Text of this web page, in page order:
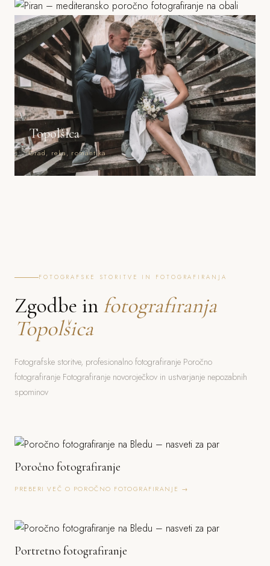
Topolšica
Grad, reka, romantika
FOTOGRAFSKE STORITVE IN FOTOGRAFIRANJA
Zgodbe in fotografiranja
Topolšica
Fotografske storitve, profesionalno fotografiranje Poročno
fotografiranje Fotografiranje novoroječkov in ustvarjanje nepozabnih
spominov
Poročno fotografiranje
PREBERI VEČ O POROČNO FOTOGRAFIRANJE →
Portretno fotografiranje